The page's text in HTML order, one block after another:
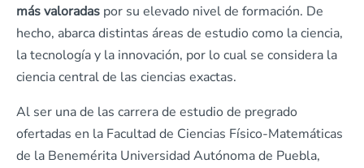
más valoradas por su elevado nivel de formación. De
hecho, abarca distintas áreas de estudio como la ciencia,
la tecnología y la innovación, por lo cual se considera la
ciencia central de las ciencias exactas.
Al ser una de las carrera de estudio de pregrado
ofertadas en la Facultad de Ciencias Físico-Matemáticas
de la Benemérita Universidad Autónoma de Puebla,